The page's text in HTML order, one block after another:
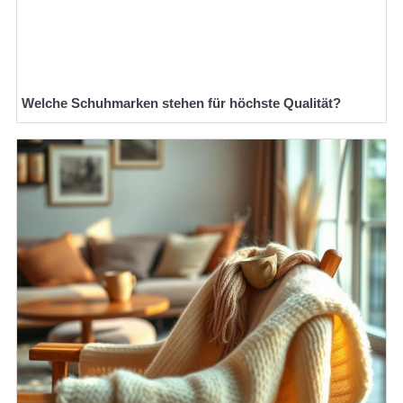
Welche Schuhmarken stehen für höchste Qualität?